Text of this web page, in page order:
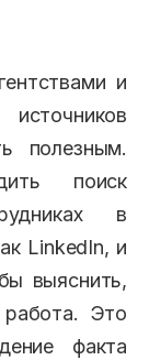
и
полезным.
поиск
в
LinkedIn, и
выяснить,
Это
факта